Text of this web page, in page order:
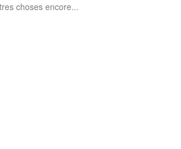
choses encore...